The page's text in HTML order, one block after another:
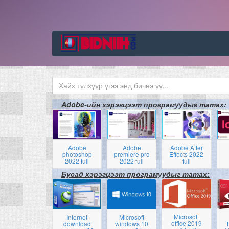
Adobe-ийн хэрэгцээт програмуудыг татах:
Adobe
photoshop
2022 full
Adobe
premiere pro
2022 full
Adobe After
Effects 2022
full
Бусад хэрэгцээт програмуудыг татах:
Internet
download
Microsoft
windows 10
Microsoft
office 2019